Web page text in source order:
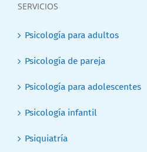
SERVICIOS
Psicología para adultos
Psicología de pareja
Psicología para adolescentes
Psicología infantil
Psiquiatría